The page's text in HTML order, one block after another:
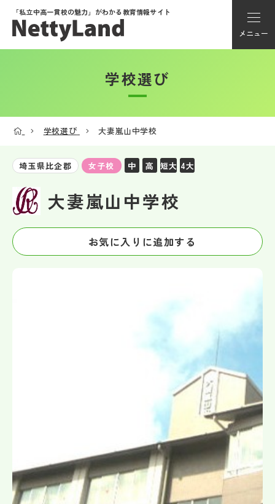
「私立中高一貫校の魅力」がわかる教育情報サイト
メニュー
アカウント登録
学校動画
私学探検隊
特集
学校選び
学校選び 大妻嵐山中学校
埼玉県比企郡 女子校 中 高 短大 4大
大妻嵐山中学校
お気に入りに追加する